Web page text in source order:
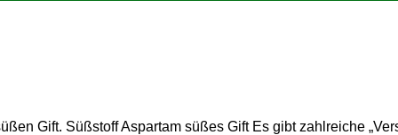
Gift. Süßstoff Aspartam süßes Gift Es gibt zahlreiche